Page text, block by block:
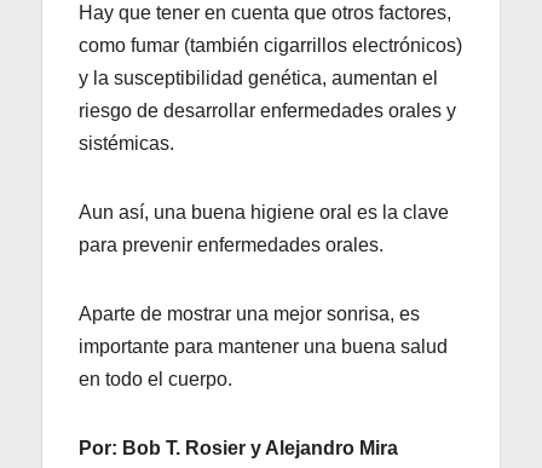
Hay que tener en cuenta que otros factores,
como fumar (también cigarrillos electrónicos)
y la susceptibilidad genética, aumentan el
riesgo de desarrollar enfermedades orales y
sistémicas.
Aun así, una buena higiene oral es la clave
para prevenir enfermedades orales.
Aparte de mostrar una mejor sonrisa, es
importante para mantener una buena salud
en todo el cuerpo.
Por: Bob T. Rosier y Alejandro Mira